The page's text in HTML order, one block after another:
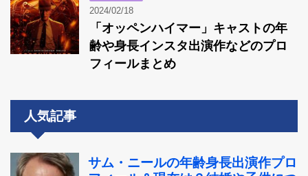
2024/02/18
「オッペンハイマー」キャストの年
齢や身長インスタ出演作などのプロ
フィールまとめ
人気記事